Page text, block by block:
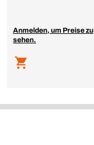
Anmelden, um Preise zu
sehen.